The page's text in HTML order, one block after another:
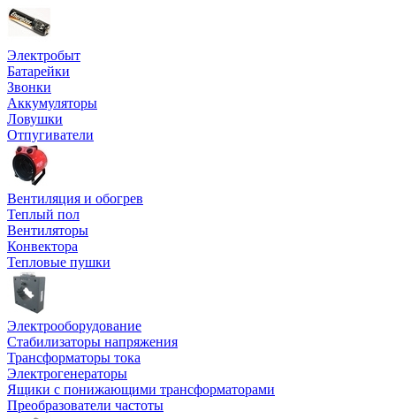
Электробыт
Батарейки
Звонки
Аккумуляторы
Ловушки
Отпугиватели
Вентиляция и обогрев
Теплый пол
Вентиляторы
Конвектора
Тепловые пушки
Электрооборудование
Стабилизаторы напряжения
Трансформаторы тока
Электрогенераторы
Ящики с понижающими трансформаторами
Преобразователи частоты